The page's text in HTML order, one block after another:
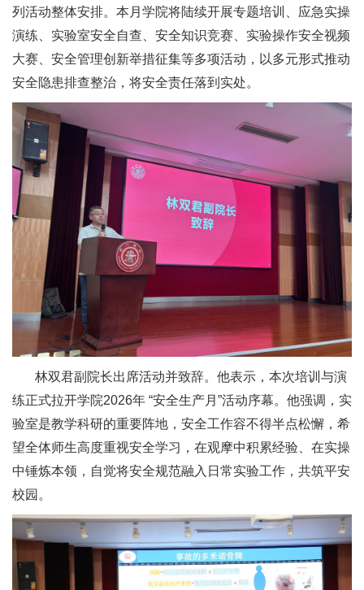
列活动整体安排。本月学院将陆续开展专题培训、应急实操
演练、实验室安全自查、安全知识竞赛、实验操作安全视频
大赛、安全管理创新举措征集等多项活动，以多元形式推动
安全隐患排查整治，将安全责任落到实处。
林双君副院长出席活动并致辞。他表示，本次培训与演
练正式拉开学院2026年 “安全生产月”活动序幕。他强调，实
验室是教学科研的重要阵地，安全工作容不得半点松懈，希
望全体师生高度重视安全学习，在观摩中积累经验、在实操
中锤炼本领，自觉将安全规范融入日常实验工作，共筑平安
校园。